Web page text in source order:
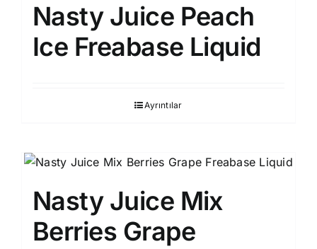
Nasty Juice Peach
Ice Freabase Liquid
Ayrıntılar
Nasty Juice Mix
Berries Grape